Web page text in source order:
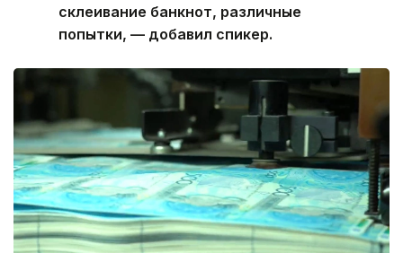
склеивание банкнот, различные
попытки, — добавил спикер.